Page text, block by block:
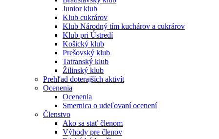
Junior klub
Klub cukrárov
Klub Národný tím kuchárov a cukrárov
Klub pri Ústredí
Košický klub
Prešovský klub
Tatranský klub
Žilinský klub
Prehľad doterajších aktivít
Ocenenia
Ocenenia
Smernica o udeľovaní ocenení
Členstvo
Ako sa stať členom
Výhody pre členov